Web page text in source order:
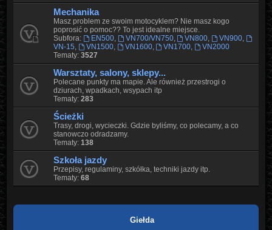
Mechanika
Masz problem ze swoim motocyklem? Nie masz kogo
poprosić o pomoc?? To jest idealne miejsce.
Subfora:
EN500, VN700/VN750, VN800, VN900,
VN-15, VN1500, VN1600, VN1700,
VN2000
Tematy: 3527
Warsztaty, salony, sklepy...
Polecane punkty ma mapie. Ale również przestrogi o
dziurach, wpadkach, wsypach itp
Tematy: 283
Ścieżki
Trasy, drogi, wycieczki. Gdzie byliśmy, co polecamy, a co
stanowczo odradzamy.
Tematy: 138
Szkoła jazdy
Przepisy, regulaminy, szkółka, techniki jazdy itp.
Tematy: 68
Giełda